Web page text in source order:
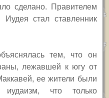
сделано. Правителем
Иудея стал ставленник
тем, что он
лежавшей к югу от
ее жители были
что только